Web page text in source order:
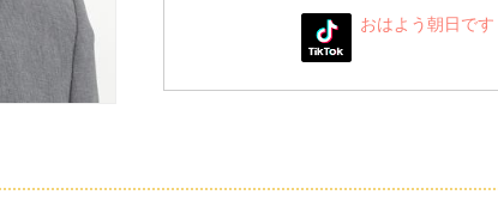
おはよう朝日です